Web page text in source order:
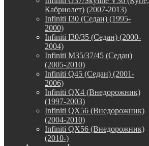
Кабриолет) (2007-2013)
Infiniti I30 (Седан) (1995-
2000)
Infiniti I30/35 (Седан) (2000-
2004)
Infiniti M35/37/45 (Седан)
(2005-2010)
Infiniti Q45 (Седан) (2001-
2006)
Infiniti QX4 (Внедорожник)
(1997-2003)
Infiniti QX56 (Внедорожник)
(2004-2010)
Infiniti QX56 (Внедорожник)
(2010-)